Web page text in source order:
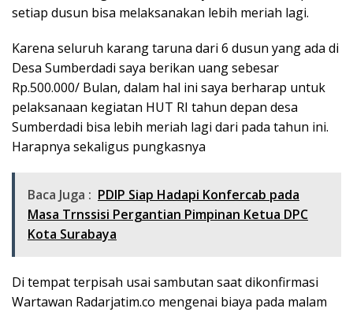
setiap dusun bisa melaksanakan lebih meriah lagi.
Karena seluruh karang taruna dari 6 dusun yang ada di
Desa Sumberdadi saya berikan uang sebesar
Rp.500.000/ Bulan, dalam hal ini saya berharap untuk
pelaksanaan kegiatan HUT RI tahun depan desa
Sumberdadi bisa lebih meriah lagi dari pada tahun ini.
Harapnya sekaligus pungkasnya
Baca Juga : PDIP Siap Hadapi Konfercab pada
Masa Trnssisi Pergantian Pimpinan Ketua DPC
Kota Surabaya
Di tempat terpisah usai sambutan saat dikonfirmasi
Wartawan Radarjatim.co mengenai biaya pada malam